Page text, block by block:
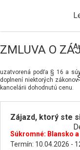
ZMLUVA O
uzatvorená podľa § 16 a
doplnení niektorých
kancelárii dohodnutú cenu.
Zájazd, ktorý ste
Súkromné: Blansko
Termín: 10.04.2026 -